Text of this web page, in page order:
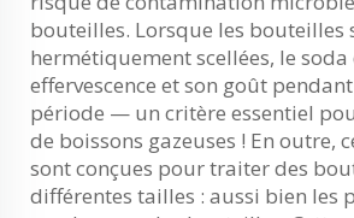
bouteilles. Lorsque les bouteilles
hermétiquement scellées, le soda
effervescence et son goût
période — un critère essentiel
de boissons gazeuses ! En outre,
sont conçues pour traiter des
différentes tailles : aussi bien les